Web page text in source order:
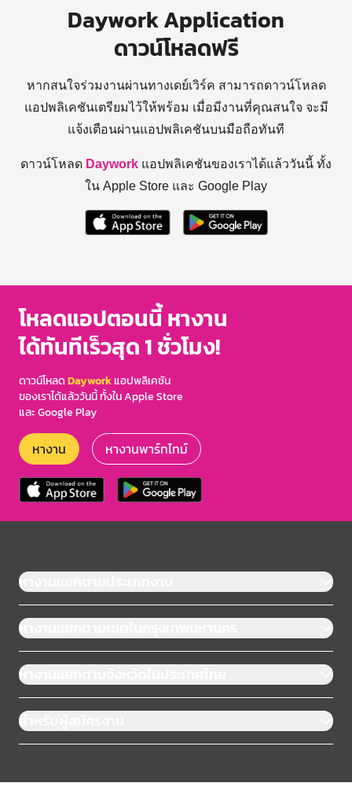
Daywork Application
ดาวน์โหลดฟรี
หากสนใจร่วมงานผ่านทางเดย์เวิร์ค สามารถดาวน์โหลด
แอปพลิเคชันเตรียมไว้ให้พร้อม เมื่อมีงานที่คุณสนใจ จะมี
แจ้งเตือนผ่านแอปพลิเคชันบนมือถือทันที
ดาวน์โหลด Daywork แอปพลิเคชันของเราได้แล้ววันนี้ ทั้ง
ใน Apple Store และ Google Play
โหลดแอปตอนนี้ หางาน
ได้ทันทีเร็วสุด 1 ชั่วโมง!
ดาวน์โหลดDayworkแอปพลิเคชัน
ของเราได้แล้ววันนี้ ทั้งใน Apple Store
และ Google Play
หางาน หางานพาร์ทไทม์
หางานแยกตามประเภทงาน
หางานแยกตามเขตในกรุงเทพมหานคร
หางานแยกตามจังหวัดในประเทศไทย
สำหรับผู้สมัครงาน